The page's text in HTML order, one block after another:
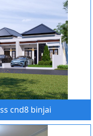
cnd8 binjai